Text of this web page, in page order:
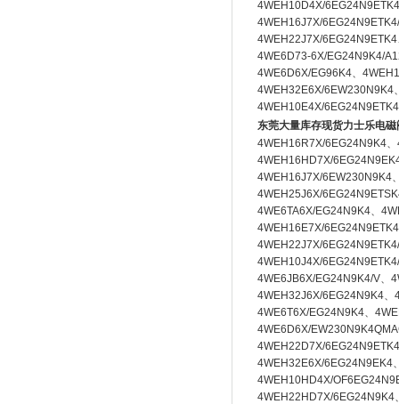
4WEH10D4X/
4WEH16J7X/
4WEH22J7X/
4WE6D73-6X/EG24N9K4/
4WE6D6X/EG96K4、
4WEH32E6X/6EW230N9K4
4WEH10E4X/
东莞大量库存现货力士乐电磁
4WEH16R7X/6EG24N9K4
4WEH16HD7X/
4WEH16J7X/6EW230N9K4
4WEH25J6X/
4WE6TA6X/EG24N9K4、
4WEH16E7X/
4WEH22J7X/
4WEH10J4X/
4WE6JB6X/EG24N9K4/V、
4WEH32J6X/6EG24N9K4、
4WE6T6X/EG24N9K4、
4WE6D6X/
4WEH22D7X/
4WEH32E6X/6EG24N9EK4
4WEH10HD4X/
4WEH22HD7X/6EG24N9K4